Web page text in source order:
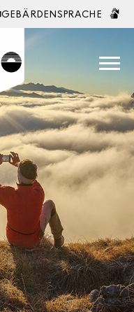
GEBÄRDENSPRACHE